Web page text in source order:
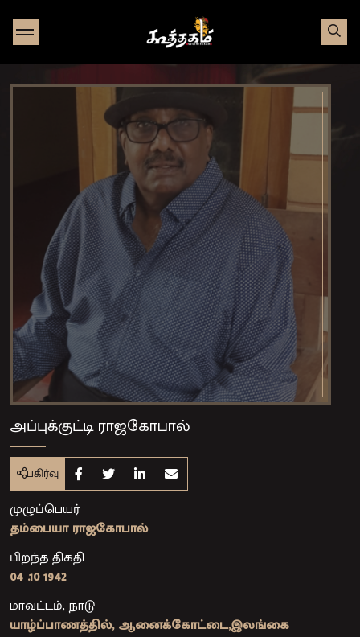
Go to Home page
அப்புக்குட்டி ராஜகோபால்
பகிர்வு Share on Facebook
Share on Twitter
Share on Linkedin
Share by e-mail
முழுப்பெயர்
தம்பையா ராஜகோபால்
பிறந்த திகதி
04 .10 1942
மாவட்டம், நாடு
யாழ்ப்பாணத்தில், ஆனைக்கோட்டை,இலங்கை